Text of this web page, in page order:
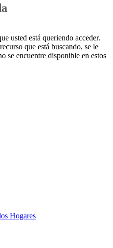
usted está queriendo acceder.
que está buscando, se le
se encuentre disponible en estos
Hogares